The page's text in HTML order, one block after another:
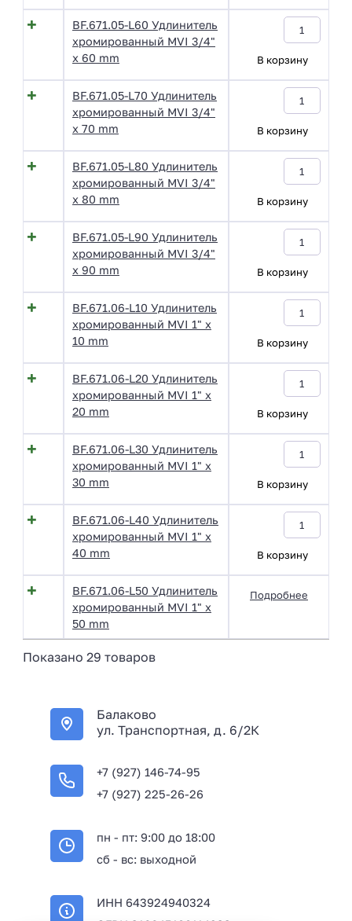
BF.671.05-L60 Удлинитель
хромированный MVI 3/4"
x 60 mm
В корзину
BF.671.05-L70 Удлинитель
хромированный MVI 3/4"
x 70 mm
В корзину
BF.671.05-L80 Удлинитель
хромированный MVI 3/4"
x 80 mm
В корзину
BF.671.05-L90 Удлинитель
хромированный MVI 3/4"
x 90 mm
В корзину
BF.671.06-L10 Удлинитель
хромированный MVI 1" x
10 mm
В корзину
BF.671.06-L20 Удлинитель
хромированный MVI 1" x
20 mm
В корзину
BF.671.06-L30 Удлинитель
хромированный MVI 1" x
30 mm
В корзину
BF.671.06-L40 Удлинитель
хромированный MVI 1" x
40 mm
В корзину
BF.671.06-L50 Удлинитель
хромированный MVI 1" x
50 mm
Подробнее
Показано 29 товаров
Балаково
ул. Транспортная, д. 6/2К
+7 (927) 146-74-95
+7 (927) 225-26-26
пн - пт: 9:00 до 18:00
сб - вс: выходной
ИНН 643924940324